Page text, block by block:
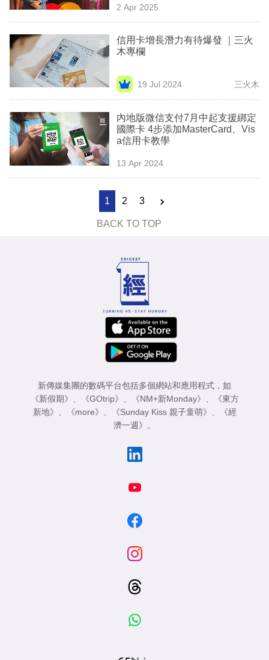
2 Apr 2025
信用卡增長潛力有待爆發 ｜三火
木專欄
19 Jul 2024 三火木
內地版微信支付7月中起支援綁定
國際卡 4步添加MasterCard、Vis
a信用卡教學
13 Apr 2024
1 2 3
BACK TO TOP
新傳媒集團的數碼平台包括多個網站和應用程式，如
《新假期》 、 《GOtrip》 、 《NM+新Monday》 、
《東方
新地》 、 《more》 、 《Sunday Kiss 親子童萌》 、
《經
濟一週》 。